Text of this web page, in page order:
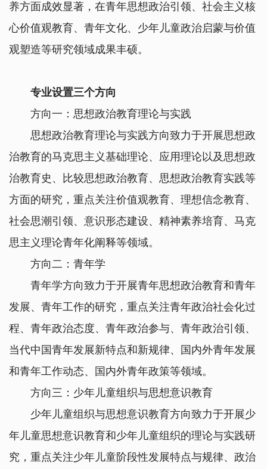
养方面成效显著，在青年思想政治引领、社会主义核
心价值观教育、青年文化、少年儿童政治启蒙与价值
观塑造等研究领域成果丰硕。
专业设置三个方向
方向一：思想政治教育理论与实践
思想政治教育理论与实践方向致力于开展思想政
治教育的马克思主义基础理论、应用理论以及思想政
治教育史、比较思想政治教育、思想政治教育实践等
方面的研究，重点关注价值观教育、理想信念教育、
社会思潮引领、意识形态建设、精神素养培育、马克
思主义理论青年化阐释等领域。
方向二：青年学
青年学方向致力于开展青年思想政治教育和青年
发展、青年工作的研究，重点关注青年政治社会化过
程、青年政治态度、青年政治参与、青年政治引领、
当代中国青年发展新特点和新规律、国内外青年发展
和青年工作动态、国内外青年政策等领域。
方向三：少年儿童组织与思想意识教育
少年儿童组织与思想意识教育方向致力于开展少
年儿童思想意识教育和少年儿童组织的理论与实践研
究，重点关注少年儿童阶段性发展特点与规律、政治